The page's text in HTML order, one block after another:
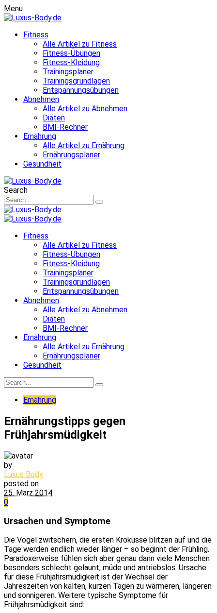
Menu
Fitness
Alle Artikel zu Fitness
Fitness-Übungen
Fitness-Kleidung
Trainingsplaner
Trainingsgrundlagen
Entspannungsübungen
Abnehmen
Alle Artikel zu Abnehmen
Diäten
BMI-Rechner
Ernährung
Alle Artikel zu Ernährung
Ernährungsplaner
Gesundheit
Search
Fitness
Alle Artikel zu Fitness
Fitness-Übungen
Fitness-Kleidung
Trainingsplaner
Trainingsgrundlagen
Entspannungsübungen
Abnehmen
Alle Artikel zu Abnehmen
Diäten
BMI-Rechner
Ernährung
Alle Artikel zu Ernährung
Ernährungsplaner
Gesundheit
Ernährung
Ernährungstipps gegen
Frühjahrsmüdigkeit
by
Luxus Body
posted on
25. März 2014
0
Ursachen und Symptome
Die Vögel zwitschern, die ersten Krokusse blitzen auf und die
Tage werden endlich wieder länger – so beginnt der Frühling.
Paradoxerweise fühlen sich aber genau dann viele Menschen
besonders schlecht gelaunt, müde und antriebslos. Ursache
für diese Frühjahrsmüdigkeit ist der Wechsel der
Jahreszeiten von kalten, kurzen Tagen zu wärmeren, längeren
und sonnigeren. Weitere typische Symptome für
Frühjahrsmüdigkeit sind: